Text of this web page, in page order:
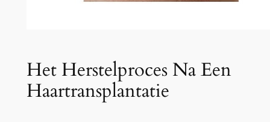
Het Herstelproces Na Een
Haartransplantatie